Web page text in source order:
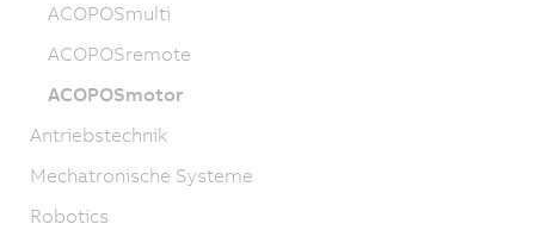
ACOPOSmulti
ACOPOSremote
ACOPOSmotor
Antriebstechnik
Mechatronische Systeme
Robotics